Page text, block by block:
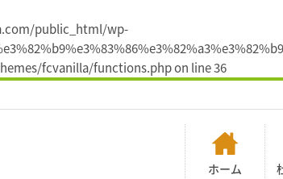
public_html/wp-
fcvanilla/functions.phpon line36
ホーム